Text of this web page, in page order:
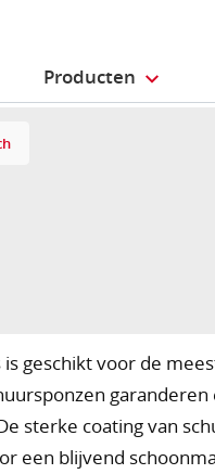
Producten
geschikt voor de
sterke coating van
een blijvend